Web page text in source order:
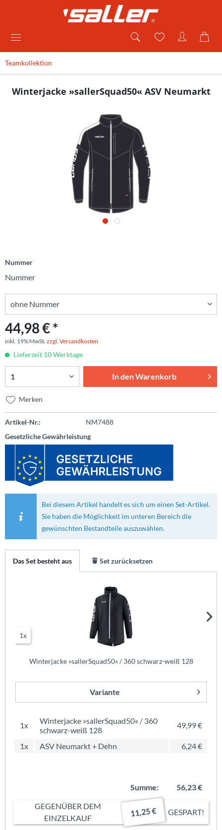
Teamkollektion
Winterjacke »sallerSquad50« ASV Neumarkt
Nummer
Nummer
44,98 € *
inkl. 19% MwSt. zzgl. Versandkosten
Lieferzeit 10 Werktage
In denWarenkorb
Merken
Artikel-Nr.:
NM7488
Gesetzliche Gewährleistung
Bei diesem Artikel handelt es sich um einen Set-Artikel.
Sie haben die Möglichkeit im unteren Bereich die
gewünschten Bestandteile auszuwählen.
Das Set besteht aus Set zurücksetzen
1x
Winterjacke »sallerSquad50« / 360 schwarz-weiß 128
Variante
1x
Winterjacke »sallerSquad50« / 360
schwarz-weiß 128
49,99 €
1x ASV Neumarkt + Dehn 6,24 €
Summe:
56,23 €
GEGENÜBER DEM
EINZELKAUF
11,25 € GESPART!